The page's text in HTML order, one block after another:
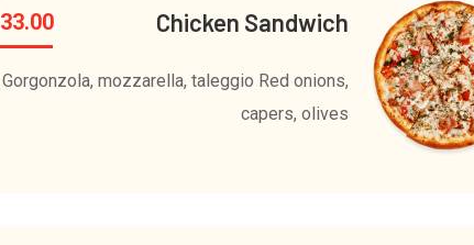
Chicken Sandwich
33.00
Gorgonzola, mozzarella, taleggio Red onions,
capers, olives